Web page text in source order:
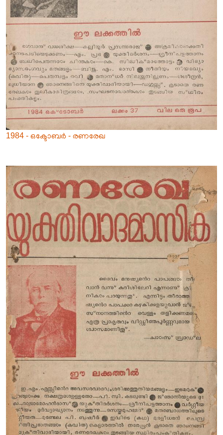
1984 - ഒക്ടോബർ - രണരേഖ